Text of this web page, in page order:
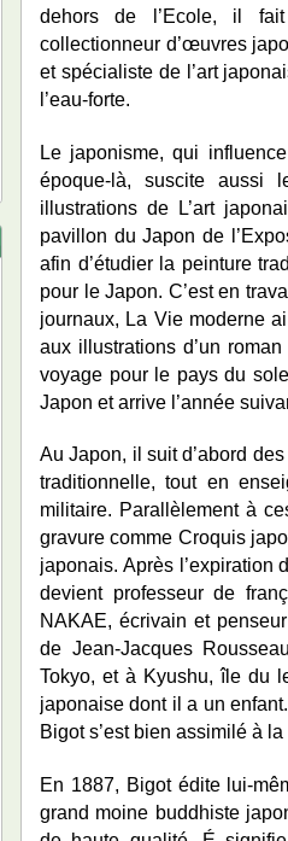
dehors de l’Ecole, il
collectionneur d’œuvres
et spécialiste de l’art
l’eau-forte.
Le japonisme, qui
époque-là, suscite aussi
illustrations de L’art
pavillon du Japon de
afin d’étudier la peinture
pour le Japon. C’est en
journaux, La Vie moderne
aux illustrations d’un
voyage pour le pays du
Japon et arrive l’année
Au Japon, il suit d’abord
traditionnelle, tout en
militaire. Parallèlement à
gravure comme Croquis
japonais. Après l’expiration
devient professeur de
NAKAE, écrivain et
de Jean-Jacques
Tokyo, et à Kyushu, île du
japonaise dont il a un
Bigot s’est bien assimilé à
En 1887, Bigot édite lui-
grand moine buddhiste